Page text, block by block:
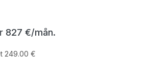
827 €/mån.
249.00 €